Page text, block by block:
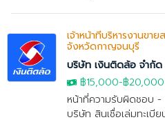
เจ้าหน้าที่บริหารงานขา
จังหวัดกาญจนบุรี
บริษัท เงินติดล้อ จำกัด
฿15,000-฿20,000
หน้าที่ความรับผิดชอบ
บริษัท สินเชื่อเล่มทะเบีย